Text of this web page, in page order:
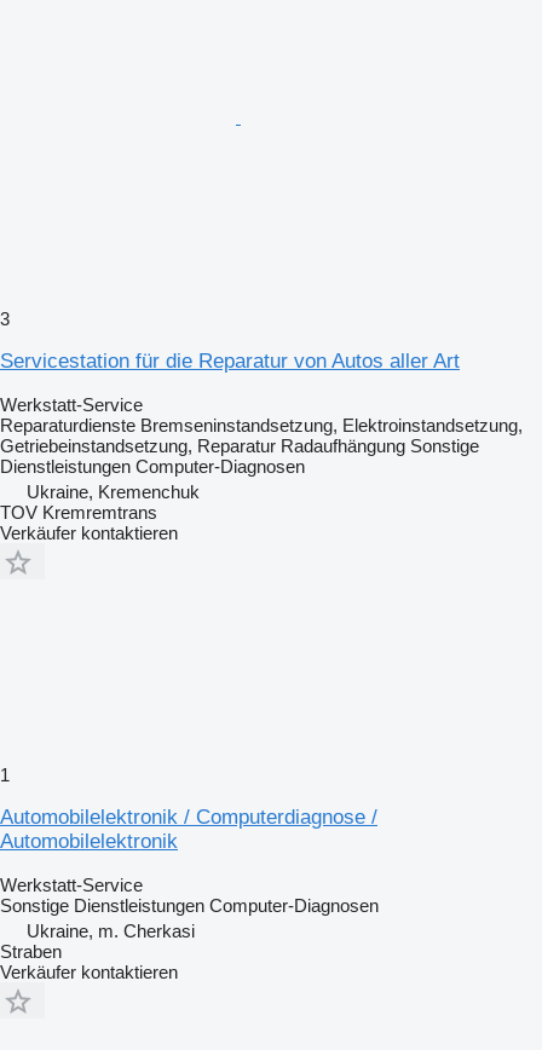
3
Servicestation für die Reparatur von Autos aller Art
Werkstatt-Service
Reparaturdienste Bremseninstandsetzung, Elektroinstandsetzung,
Getriebeinstandsetzung, Reparatur Radaufhängung Sonstige
Dienstleistungen Computer-Diagnosen
Ukraine, Kremenchuk
TOV Kremremtrans
Verkäufer kontaktieren
1
Automobilelektronik / Computerdiagnose /
Automobilelektronik
Werkstatt-Service
Sonstige Dienstleistungen Computer-Diagnosen
Ukraine, m. Cherkasi
Straben
Verkäufer kontaktieren